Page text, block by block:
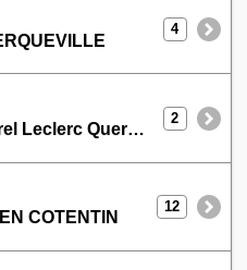
4
Espace clulturel Leclerc Querqueville
2
COTENTIN
12